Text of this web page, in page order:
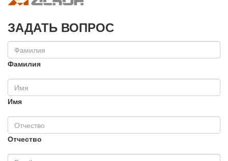
ЗАДАТЬ ВОПРОС
Фамилия
Имя
Отчество